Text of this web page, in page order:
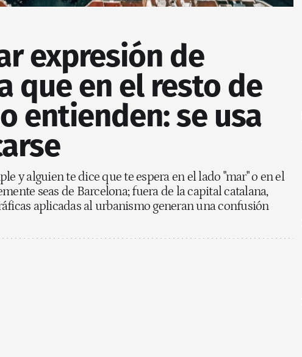
expresión de
que en el resto de
entienden: se usa
y alguien te dice que te espera en el lado "mar" o en el
seas de Barcelona; fuera de la capital catalana,
aplicadas al urbanismo generan una confusión